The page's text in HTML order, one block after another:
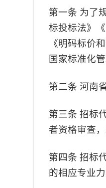
第一条 为了
标投标法》
《明码标价
国家标准化
第二条 河南
第三条 招标
者资格审查
第四条 招标
的相应专业